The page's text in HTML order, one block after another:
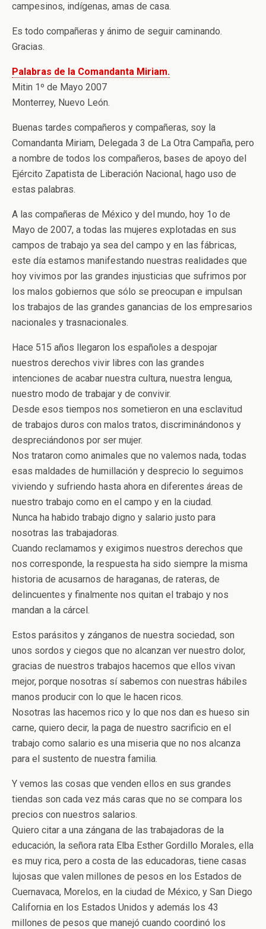
campesinos, indígenas, amas de casa.
Es todo compañeras y ánimo de seguir caminando.
Gracias.
Palabras de la Comandanta Miriam.
Mitin 1º de Mayo 2007
Monterrey, Nuevo León.
Buenas tardes compañeros y compañeras, soy la
Comandanta Miriam, Delegada 3 de La Otra Campaña, pero
a nombre de todos los compañeros, bases de apoyo del
Ejército Zapatista de Liberación Nacional, hago uso de
estas palabras.
A las compañeras de México y del mundo, hoy 1o de
Mayo de 2007, a todas las mujeres explotadas en sus
campos de trabajo ya sea del campo y en las fábricas,
este día estamos manifestando nuestras realidades que
hoy vivimos por las grandes injusticias que sufrimos por
los malos gobiernos que sólo se preocupan e impulsan
los trabajos de las grandes ganancias de los empresarios
nacionales y trasnacionales.
Hace 515 años llegaron los españoles a despojar
nuestros derechos vivir libres con las grandes
intenciones de acabar nuestra cultura, nuestra lengua,
nuestro modo de trabajar y de convivir.
Desde esos tiempos nos sometieron en una esclavitud
de trabajos duros con malos tratos, discriminándonos y
despreciándonos por ser mujer.
Nos trataron como animales que no valemos nada, todas
esas maldades de humillación y desprecio lo seguimos
viviendo y sufriendo hasta ahora en diferentes áreas de
nuestro trabajo como en el campo y en la ciudad.
Nunca ha habido trabajo digno y salario justo para
nosotras las trabajadoras.
Cuando reclamamos y exigimos nuestros derechos que
nos corresponde, la respuesta ha sido siempre la misma
historia de acusarnos de haraganas, de rateras, de
delincuentes y finalmente nos quitan el trabajo y nos
mandan a la cárcel.
Estos parásitos y zánganos de nuestra sociedad, son
unos sordos y ciegos que no alcanzan ver nuestro dolor,
gracias de nuestros trabajos hacemos que ellos vivan
mejor, porque nosotras sí sabemos con nuestras hábiles
manos producir con lo que le hacen ricos.
Nosotras las hacemos rico y lo que nos dan es hueso sin
carne, quiero decir, la paga de nuestro sacrificio en el
trabajo como salario es una miseria que no nos alcanza
para el sustento de nuestra familia.
Y vemos las cosas que venden ellos en sus grandes
tiendas son cada vez más caras que no se compara los
precios con nuestros salarios.
Quiero citar a una zángana de las trabajadoras de la
educación, la señora rata Elba Esther Gordillo Morales, ella
es muy rica, pero a costa de las educadoras, tiene casas
lujosas que valen millones de pesos en los Estados de
Cuernavaca, Morelos, en la ciudad de México, y San Diego
California en los Estados Unidos y además los 43
millones de pesos que manejó cuando coordinó los